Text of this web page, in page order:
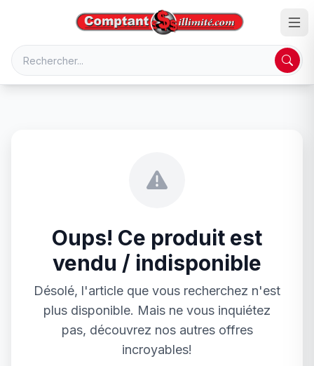
Oups! Ce produit est
vendu / indisponible
Désolé, l'article que vous recherchez n'est
plus disponible. Mais ne vous inquiétez
pas, découvrez nos autres offres
incroyables!